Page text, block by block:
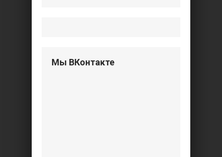
Мы ВКонтакте